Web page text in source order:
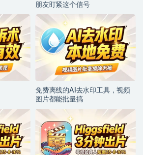
朋友盯紧这个信号
免费离线的AI去水印工具，视频
图片都能批量搞